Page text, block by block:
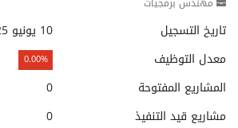
تاريخ التسجيل
10 يونيو 2025
معدل التوظيف
0.00%
المشاريع المفتوحة
0
مشاريع قيد التنفيذ
0